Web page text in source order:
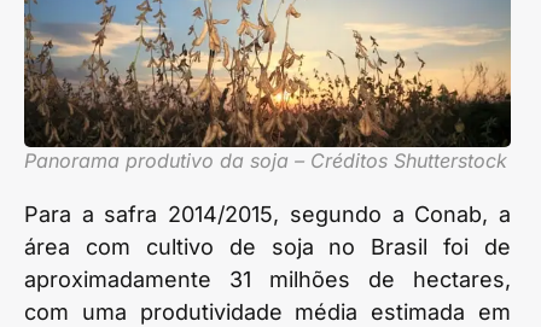
Panorama produtivo da soja – Créditos Shutterstock
Para a safra 2014/2015, segundo a Conab, a
área com cultivo de soja no Brasil foi de
aproximadamente 31 milhões de hectares,
com uma produtividade média estimada em